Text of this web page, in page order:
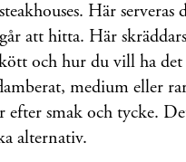
Här serveras
att hitta. Här
och hur du vill ha
medium eller
efter smak och tycke.
alternativ.